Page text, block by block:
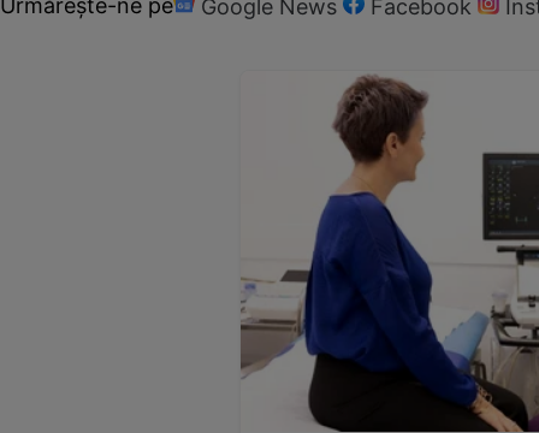
Urmărește-ne pe Google News Facebook